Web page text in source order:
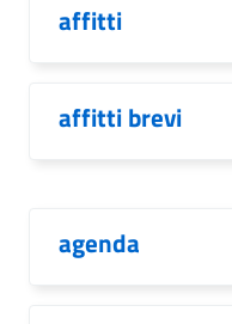
affitti
affitti brevi
agenda